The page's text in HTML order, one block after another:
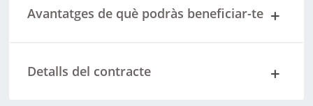
Avantatges de què podràs beneficiar-te
Detalls del contracte